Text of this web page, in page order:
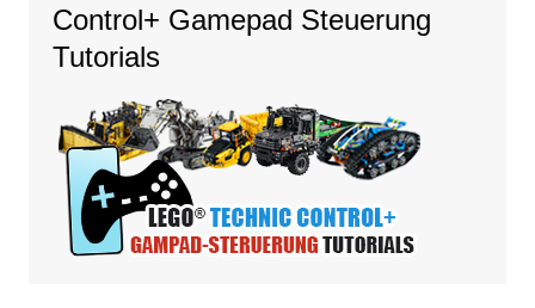
Control+ Gamepad Steuerung
Tutorials